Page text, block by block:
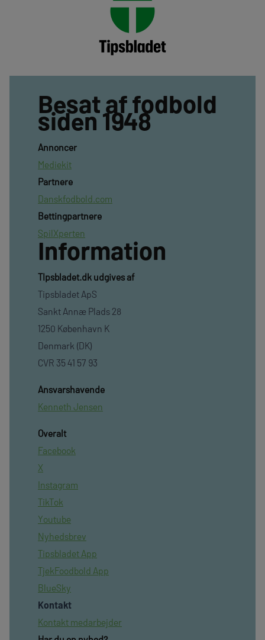
Besat af fodbold
siden 1948
Annoncer
Mediekit
Partnere
Danskfodbold.com
Bettingpartnere
SpilXperten
Information
TIpsbladet.dk udgives af
Tipsbladet ApS
Sankt Annæ Plads 28
1250 København K
Denmark (DK)
CVR 35 41 57 93
Ansvarshavende
Kenneth Jensen
Overalt
Facebook
X
Instagram
TikTok
Youtube
Nyhedsbrev
Tipsbladet App
TjekFoodbold App
BlueSky
Kontakt
Kontakt medarbejder